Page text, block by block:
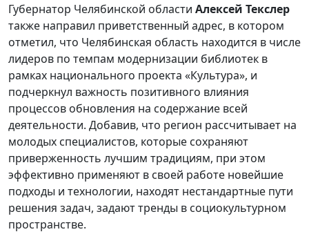
Губернатор Челябинской области Алексей Текслер
также направил приветственный адрес, в котором
отметил, что Челябинская область находится в числе
лидеров по темпам модернизации библиотек в
рамках национального проекта «Культура», и
подчеркнул важность позитивного влияния
процессов обновления на содержание всей
деятельности. Добавив, что регион рассчитывает на
молодых специалистов, которые сохраняют
приверженность лучшим традициям, при этом
эффективно применяют в своей работе новейшие
подходы и технологии, находят нестандартные пути
решения задач, задают тренды в социокультурном
пространстве.